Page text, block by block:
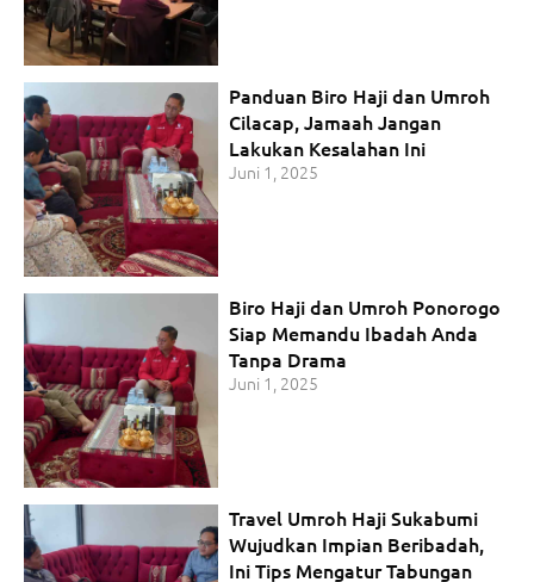
Panduan Biro Haji dan Umroh
Cilacap, Jamaah Jangan
Lakukan Kesalahan Ini
Juni 1, 2025
Biro Haji dan Umroh Ponorogo
Siap Memandu Ibadah Anda
Tanpa Drama
Juni 1, 2025
Travel Umroh Haji Sukabumi
Wujudkan Impian Beribadah,
Ini Tips Mengatur Tabungan